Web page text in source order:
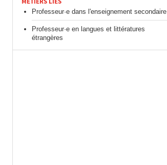
Professeur·e dans l'enseignement secondaire
Professeur·e en langues et littératures
étrangères